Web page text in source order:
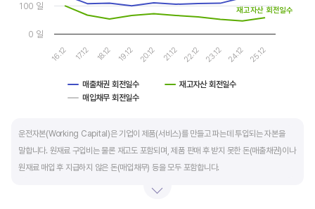
매출채권 회전일수
재고자산 회전일수
매입채무 회전일수
16.12 17.12 18.12 19.12 20.12 21.12 22.12 23.12 24.12 25.12
0 일
100 일 재고자산 회전일수
운전자본(Working Capital)은 기업이 제품(서비스)를 만들고 파는데 투입되는 자본을
말합니다. 원재료 구입비는 물론 재고도 포함되며, 제품 판매 후 받지 못한 돈(매출채권)이나
원재료 매입 후 지급하지 않은 돈(매입채무) 등을 모두 포함합니다.